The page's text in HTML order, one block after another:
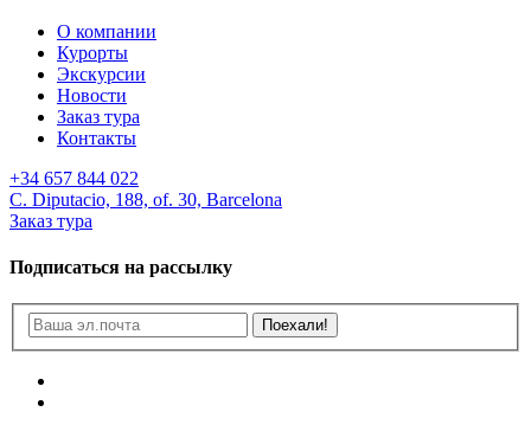
О компании
Курорты
Экскурсии
Новости
Заказ тура
Контакты
+34 657 844 022
C. Diputacio, 188, of. 30, Barcelona
Заказ тура
Подписаться на рассылку